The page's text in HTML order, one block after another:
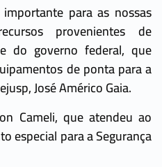
para as nossas
provenientes de
do governo federal, que
de ponta para a
José Américo Gaia.
Cameli, que atendeu ao
especial para a Segurança